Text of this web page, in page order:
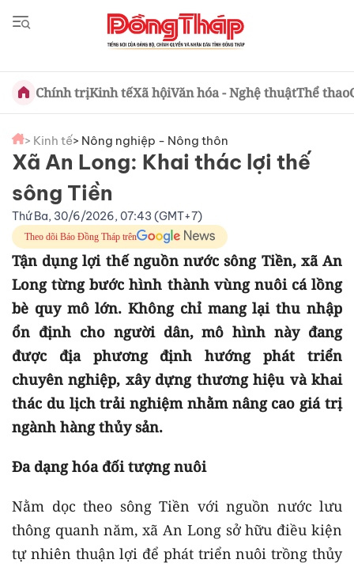
Chính trịKinh tếXã hộiVăn hóa - Nghệ thuậtThể thao
> Kinh tế> Nông nghiệp - Nông thôn
Xã An Long: Khai thác lợi thế
sông Tiền
Thứ Ba, 30/6/2026, 07:43 (GMT+7)
Theo dõi Báo Đồng Tháp trên
Tận dụng lợi thế nguồn nước sông Tiền, xã An
Long từng bước hình thành vùng nuôi cá lồng
bè quy mô lớn. Không chỉ mang lại thu nhập
ổn định cho người dân, mô hình này đang
được địa phương định hướng phát triển
chuyên nghiệp, xây dựng thương hiệu và khai
thác du lịch trải nghiệm nhằm nâng cao giá trị
ngành hàng thủy sản.
Đa dạng hóa đối tượng nuôi
Nằm dọc theo sông Tiền với nguồn nước lưu
thông quanh năm, xã An Long sở hữu điều kiện
tự nhiên thuận lợi để phát triển nuôi trồng thủy